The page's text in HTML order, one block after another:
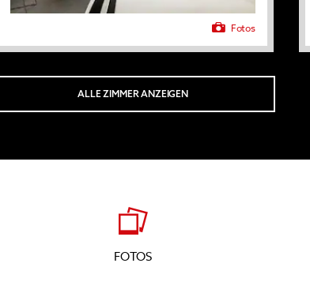
Fotos
ALLE ZIMMER ANZEIGEN
FOTOS